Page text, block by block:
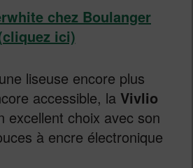
chez Boulanger
ici)
liseuse encore plus
accessible, la Vivlio
excellent choix avec son
à encre électronique